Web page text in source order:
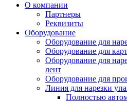
О компании
Партнеры
Реквизиты
Оборудование
Оборудование для
Оборудование для
Оборудование для
лент
Оборудование для
Линия для нарезки
Полностью